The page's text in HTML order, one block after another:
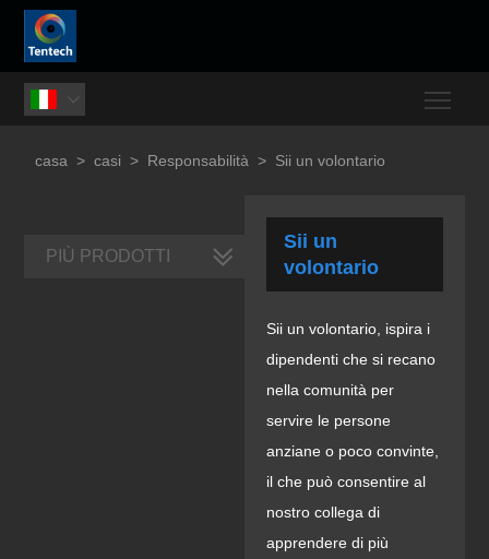

casa > casi > Responsabilità > Sii un volontario
Sii un
volontario
Sii un volontario, ispira i
dipendenti che si recano
nella comunità per
servire le persone
anziane o poco convinte,
il che può consentire al
nostro collega di
apprendere di più
PIÙ PRODOTTI